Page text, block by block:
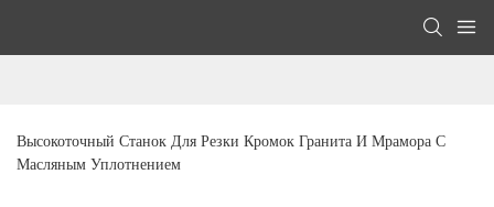
Высокоточный Станок Для Резки Кромок Гранита И Мрамора С
Масляным Уплотнением